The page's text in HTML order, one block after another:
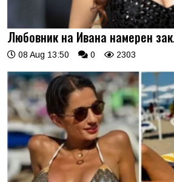
Любовник на Ивана намерен
08 Aug 13:50 0 2303